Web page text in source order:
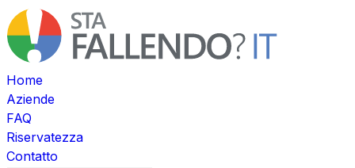
Home
Aziende
FAQ
Riservatezza
Contatto